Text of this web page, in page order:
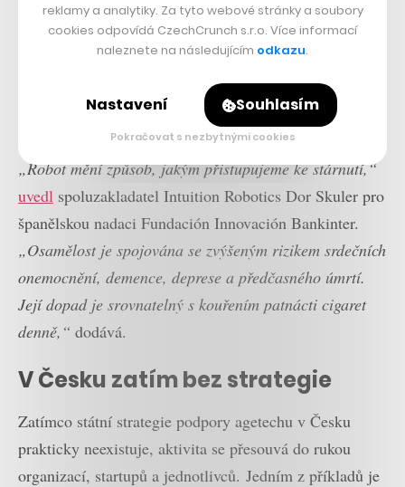
investiční aktivity.
Představila první plány
„Robot mění způsob, jakým přistupujeme ke stárnutí,“
uvedl spoluzakladatel Intuition Robotics Dor Skuler pro
španělskou nadaci Fundación Innovación Bankinter.
„Osamělost je spojována se zvýšeným rizikem srdečních
onemocnění, demence, deprese a předčasného úmrtí.
Její dopad je srovnatelný s kouřením patnácti cigaret
denně,“ dodává.
V Česku zatím bez strategie
Zatímco státní strategie podpory agetechu v Česku
prakticky neexistuje, aktivita se přesouvá do rukou
organizací, startupů a jednotlivců. Jedním z příkladů je
reklamy a analytiky. Za tyto webové stránky a soubory
cookies odpovídá CzechCrunch s.r.o. Více informací
naleznete na následujícím odkazu.
Nastavení Souhlasím
Pokračovat s nezbytnými cookies